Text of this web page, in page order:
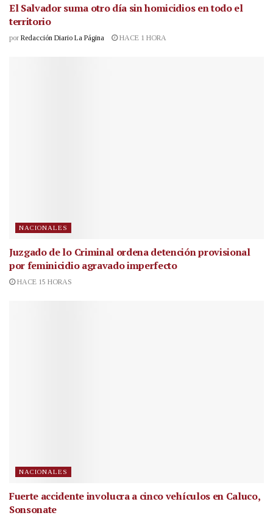
El Salvador suma otro día sin homicidios en todo el
territorio
por Redacción Diario La Página HACE 1 HORA
NACIONALES
Juzgado de lo Criminal ordena detención provisional
por feminicidio agravado imperfecto
HACE 15 HORAS
NACIONALES
Fuerte accidente involucra a cinco vehículos en Caluco,
Sonsonate